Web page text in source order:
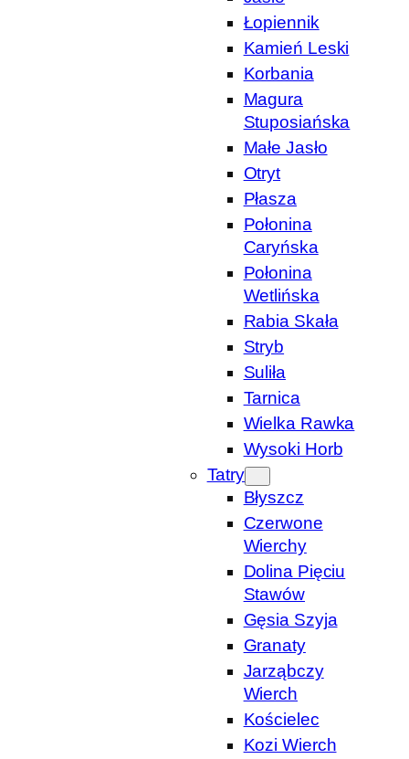
Łopiennik
Kamień Leski
Korbania
Magura
Stuposiańska
Małe Jasło
Otryt
Płasza
Połonina
Caryńska
Połonina
Wetlińska
Rabia Skała
Stryb
Suliła
Tarnica
Wielka Rawka
Wysoki Horb
Tatry
Błyszcz
Czerwone
Wierchy
Dolina Pięciu
Stawów
Gęsia Szyja
Granaty
Jarząbczy
Wierch
Kościelec
Kozi Wierch